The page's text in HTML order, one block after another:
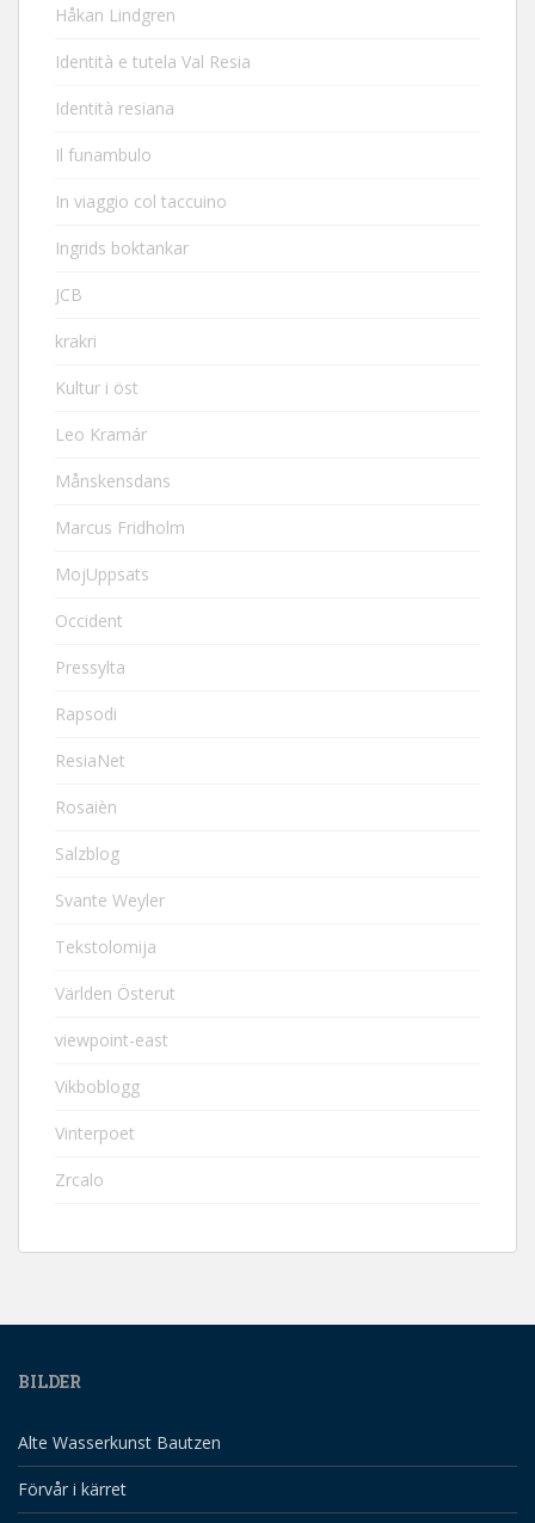
Håkan Lindgren
Identità e tutela Val Resia
Identità resiana
Il funambulo
In viaggio col taccuino
Ingrids boktankar
JCB
krakri
Kultur i öst
Leo Kramár
Månskensdans
Marcus Fridholm
MojUppsats
Occident
Pressylta
Rapsodi
ResiaNet
Rosaièn
Salzblog
Svante Weyler
Tekstolomija
Världen Österut
viewpoint-east
Vikboblogg
Vinterpoet
Zrcalo
BILDER
Alte Wasserkunst Bautzen
Förvår i kärret